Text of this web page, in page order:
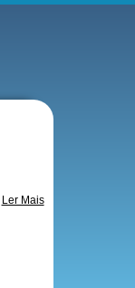
Ler Mais